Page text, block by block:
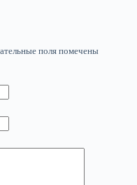
поля помечены